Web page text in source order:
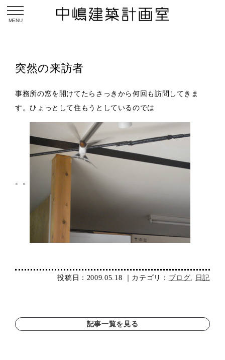
突然の来訪者
事務所の窓を開けてたらさっきから何回も訪問してきま
す。ひょっとして住もうとしているのでは
。。
投稿日：2009.05.18 ｜カテゴリ： ブログ 日記
記事一覧を見る
toggle navigation